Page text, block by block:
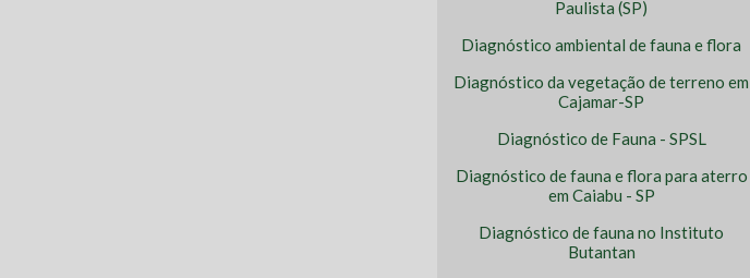
Paulista (SP)
Diagnóstico ambiental de fauna e flora
Diagnóstico da vegetação de terreno em
Cajamar-SP
Diagnóstico de Fauna - SPSL
Diagnóstico de fauna e flora para aterro
em Caiabu - SP
Diagnóstico de fauna no Instituto
Butantan